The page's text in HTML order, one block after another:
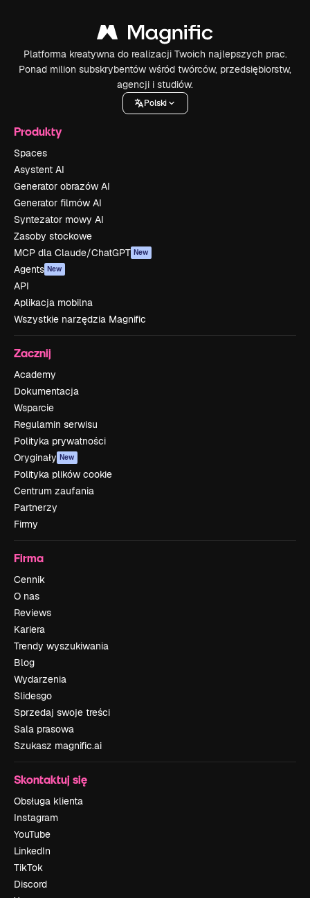
Platforma kreatywna do realizacji Twoich najlepszych prac.
Ponad milion subskrybentów wśród twórców, przedsiębiorstw,
agencji i studiów.
Polski
Produkty
Spaces
Asystent AI
Generator obrazów AI
Generator filmów AI
Syntezator mowy AI
Zasoby stockowe
MCP dla Claude/ChatGPT New
Agents New
API
Aplikacja mobilna
Wszystkie narzędzia Magnific
Zacznij
Academy
Dokumentacja
Wsparcie
Regulamin serwisu
Polityka prywatności
Oryginały New
Polityka plików cookie
Centrum zaufania
Partnerzy
Firmy
Firma
Cennik
O nas
Reviews
Kariera
Trendy wyszukiwania
Blog
Wydarzenia
Slidesgo
Sprzedaj swoje treści
Sala prasowa
Szukasz magnific.ai
Skontaktuj się
Obsługa klienta
Instagram
YouTube
LinkedIn
TikTok
Discord